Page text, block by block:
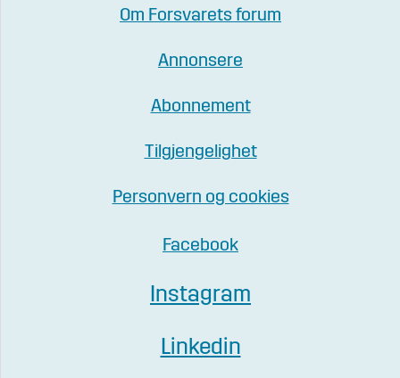
Om Forsvarets forum
Annonsere
Abonnement
Tilgjengelighet
Personvern og cookies
Facebook
Instagram
Linkedin